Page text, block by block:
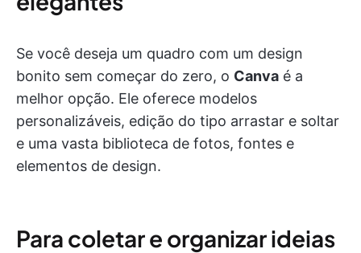
Se você deseja um quadro com um design
bonito sem começar do zero, o Canva é a
melhor opção. Ele oferece modelos
personalizáveis, edição do tipo arrastar e soltar
e uma vasta biblioteca de fotos, fontes e
elementos de design.
Para coletar e organizar ideias